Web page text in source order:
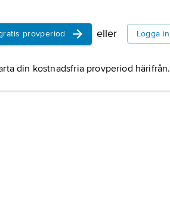
provperiod eller Logga in
din kostnadsfria provperiod härifrån.